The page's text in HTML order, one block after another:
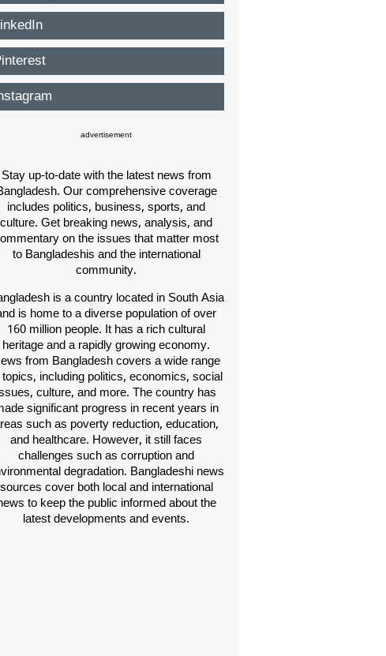
advertisement
Stay up-to-date with the latest news from
Our comprehensive coverage
includes politics, business, sports, and
culture. Get breaking news, analysis, and
on the issues that matter most
to Bangladeshis and the international
community.
is a country located in South Asia
is home to a diverse population of over
160 million people. It has a rich cultural
heritage and a rapidly growing economy.
from Bangladesh covers a wide range
including politics, economics, social
culture, and more. The country has
significant progress in recent years in
such as poverty reduction, education,
and healthcare. However, it still faces
challenges such as corruption and
degradation. Bangladeshi news
sources cover both local and international
to keep the public informed about the
latest developments and events.